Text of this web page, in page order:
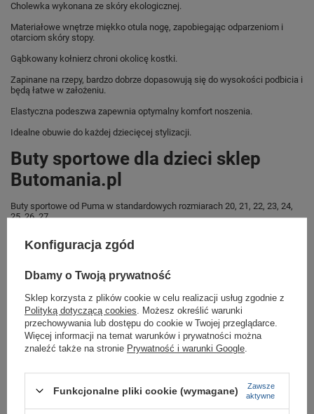
Cholewka wykonana ze skóry ekologicznej.
Materiałowe wnętrze miękko otula nogę, zapobiegając odparzeniom i
otarciom skóry stopy.
Gąbkowany kołnierz chroni okolicę kostki.
Zapinane na rzepy, bardzo dobrze dopasowują się do wysokości podbicia i
będą łatwe w założeniu.
Elastyczna podeszwa zapewnia optymalny komfort noszenia.
Idealne obuwie do każdej dziecięcej stylizacji.
Buty sportowe dla dzieci sklep
Butomania.pl
Buty sportowe od Puma w standardowych rozmiarach 20, 21, 22, 23, 24,
25, 26, 27.
Zobacz jakie rozmiary są dostępne.
Twojej rodziny.
oryginalny i pochodzi z oficjalnej sieci dystrybucyjnej.
W ciągu 30 dni możesz dokonać zwrotu bądź wymiany towaru bez
podania przyczyny.,
Konfiguracja zgód
Dbamy o Twoją prywatność
Sklep korzysta z plików cookie w celu realizacji usług zgodnie z
Polityką dotyczącą cookies . Możesz określić warunki
przechowywania lub dostępu do cookie w Twojej przeglądarce.
Więcej informacji na temat warunków i prywatności można
znaleźć także na stronie Prywatność i warunki Google
Funkcjonalne pliki cookie (wymagane)
Zawsze
aktywne